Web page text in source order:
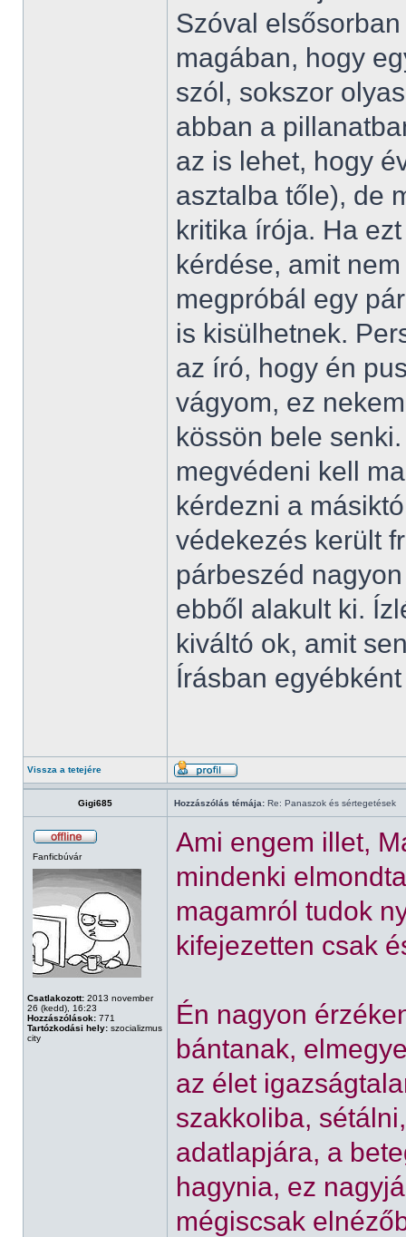
Szóval
magában, hogy
szól, sokszor
abban a
az is lehet, hogy
asztalba tőle), de
kritika írója. Ha
kérdése, amit
megpróbál egy
is kisülhetnek.
az író, hogy én
vágyom, ez
kössön bele
megvédeni kell
kérdezni a
védekezés került
párbeszéd
ebből alakult ki.
kiváltó ok, amit
Írásban
Vissza a tetejére
Gigi685 Hozzászólás témája: Re: Panaszok és sértegetések
Fanficbúvár
Csatlakozott: 2013 november
26 (kedd), 16:23
Hozzászólások: 771
Tartózkodási hely: szocializmus
city
Ami engem illet,
mindenki
magamról tudok
kifejezetten csak
Én nagyon
bántanak,
az élet
szakkoliba,
adatlapjára, a
hagynia, ez
mégiscsak